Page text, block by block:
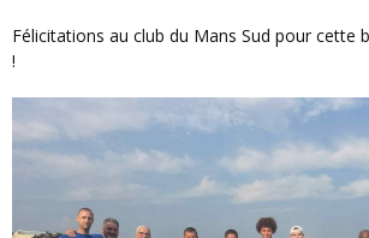
Félicitations au club du Mans Sud pour cette belle reconnaissance
!